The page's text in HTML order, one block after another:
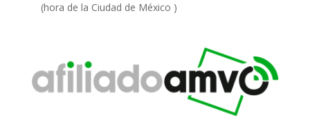
(hora de la Ciudad de México )